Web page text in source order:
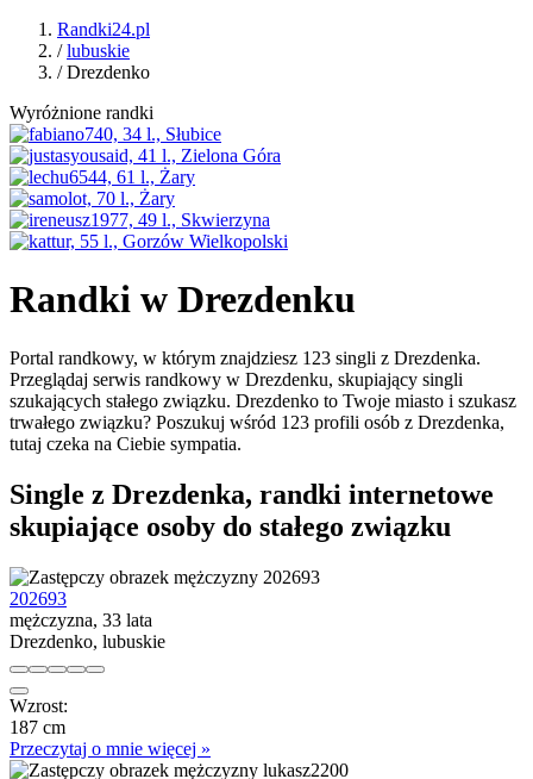
Randki24.pl
/lubuskie
/Drezdenko
Wyróżnione randki
Randki w Drezdenku
Portal randkowy, w którym znajdziesz 123 singli z Drezdenka.
Przeglądaj serwis randkowy w Drezdenku, skupiający singli
szukających stałego związku. Drezdenko to Twoje miasto i szukasz
trwałego związku? Poszukuj wśród 123 profili osób z Drezdenka,
tutaj czeka na Ciebie sympatia.
Single z Drezdenka, randki internetowe
skupiające osoby do stałego związku
202693
mężczyzna, 33 lata
Drezdenko, lubuskie
Wzrost:
187 cm
Przeczytaj o mnie więcej »